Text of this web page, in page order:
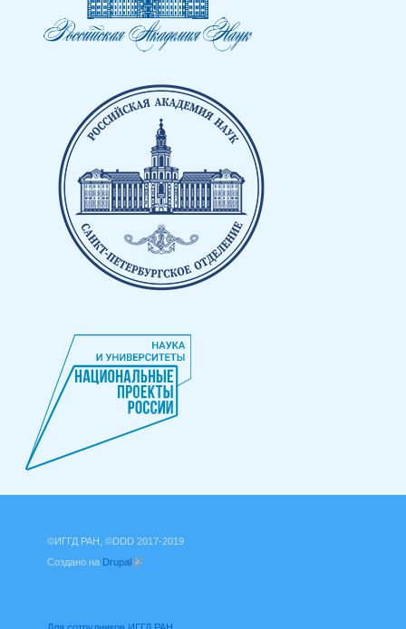
©ИГГД РАН, ©DDD 2017-2019
Создано на Drupal